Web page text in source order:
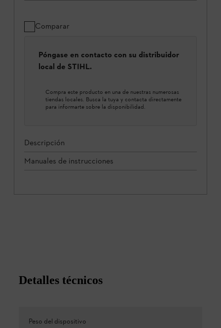
Comparar
Póngase en contacto con su distribuidor
local de STIHL.
Compra este producto en una de nuestras numerosas
tiendas locales. Busca la tuya y contacta directamente
para informarte sobre la disponibilidad.
Descripción
Manuales de instrucciones
Detalles técnicos
Peso del dispositivo